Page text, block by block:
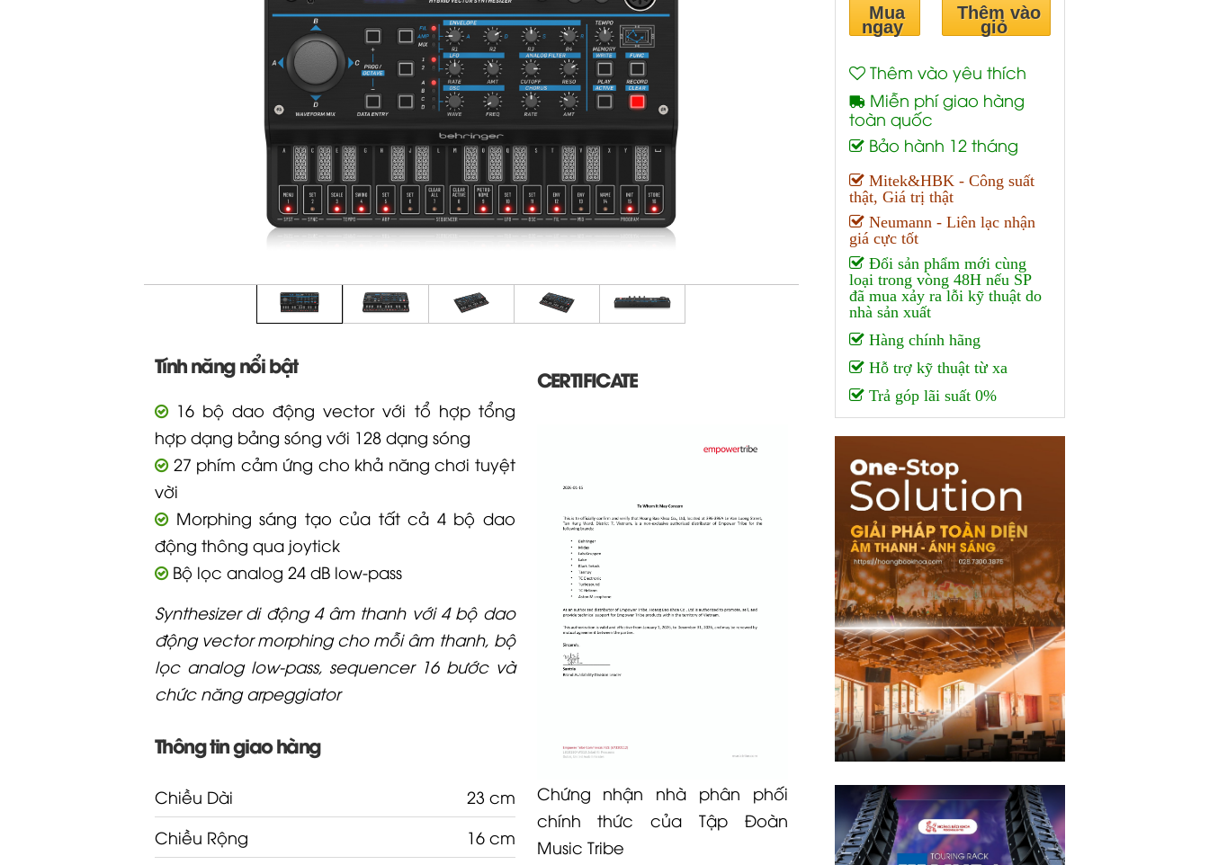
Tính năng nổi bật
16 bộ dao động vector với tổ hợp tổng
hợp dạng bảng sóng với 128 dạng sóng
27 phím cảm ứng cho khả năng chơi tuyệt
vời
Morphing sáng tạo của tất cả 4 bộ dao
động thông qua joytick
Bộ lọc analog 24 dB low-pass
Synthesizer di động 4 âm thanh với 4 bộ dao
động vector morphing cho mỗi âm thanh, bộ
lọc analog low-pass, sequencer 16 bước và
chức năng arpeggiator
Thông tin giao hàng
Chiều Dài
23 cm
Chiều Rộng
16 cm
CERTIFICATE
Chứng nhận nhà phân phối
chính thức của Tập Đoàn
Music Tribe
Mua
ngay
Thêm vào
giỏ
Thêm vào yêu thích
Miễn phí giao hàng
toàn quốc
Bảo hành 12 tháng
Mitek&HBK - Công suất
thật, Giá trị thật
Neumann - Liên lạc nhận
giá cực tốt
Đổi sản phẩm mới cùng
loại trong vòng 48H nếu SP
đã mua xảy ra lỗi kỹ thuật do
nhà sản xuất
Hàng chính hãng
Hỗ trợ kỹ thuật từ xa
Trả góp lãi suất 0%